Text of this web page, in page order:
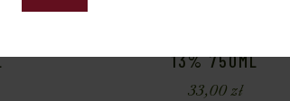
DRY
13% 750ML
33,00zł